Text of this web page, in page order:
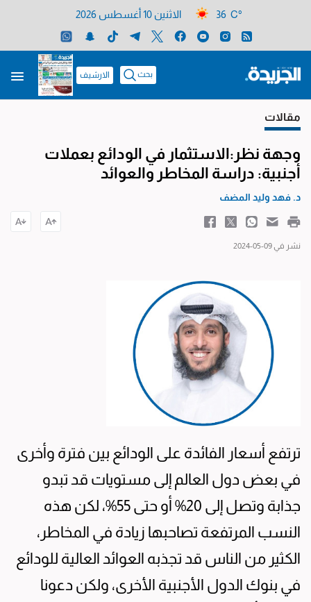
36 C° الاثنين 10 أغسطس 2026
بحث الارشيف
مقالات
وجهة نظر:الاستثمار في الودائع بعملات
أجنبية: دراسة المخاطر والعوائد
د. فهد وليد المضف
نشر في 09-05-2024
ترتفع أسعار الفائدة على الودائع بين فترة وأخرى
في بعض دول العالم إلى مستويات قد تبدو
جذابة وتصل إلى 20% أو حتى 55%، لكن هذه
النسب المرتفعة تصاحبها زيادة في المخاطر،
الكثير من الناس قد تجذبه العوائد العالية للودائع
في بنوك الدول الأجنبية الأخرى، ولكن دعونا